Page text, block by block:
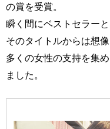
の賞を受賞。
瞬く間にベストセラーと
そのタイトルからは想
多くの女性の支持を集
ました。